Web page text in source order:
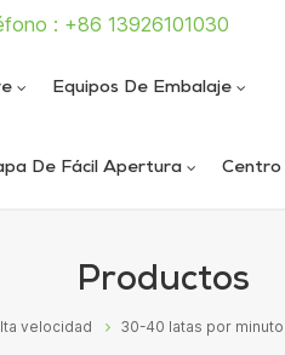
: +86 13926101030
Equipos De Embalaje
De Fácil Apertura Centro
Productos
velocidad 30-40 latas por